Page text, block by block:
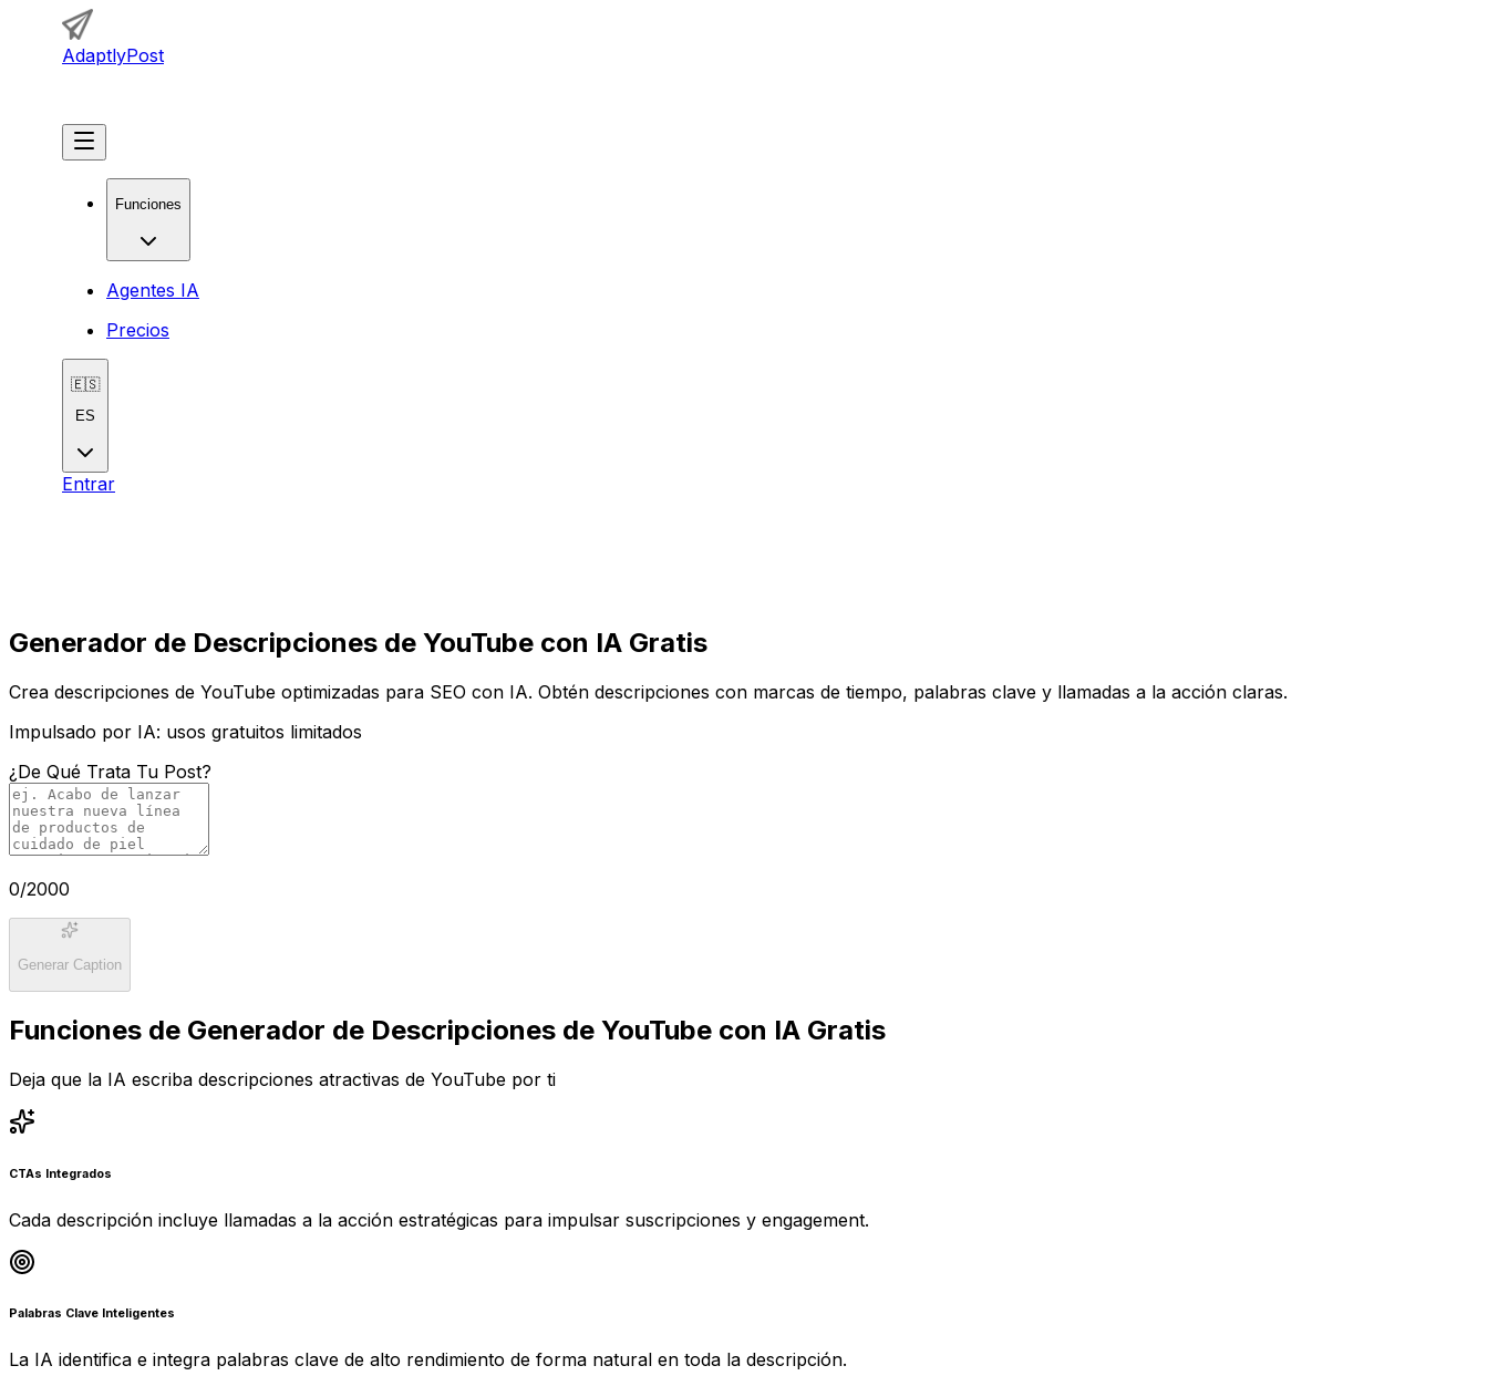
AdaptlyPost
Funciones
Agentes IA
Precios
🇪🇸
ES
Entrar
Generador de Descripciones de YouTube con IA Gratis
Crea descripciones de YouTube optimizadas para SEO con IA. Obtén descripciones con marcas de tiempo, palabras clave y llamadas a la acción claras.
Impulsado por IA: usos gratuitos limitados
¿De Qué Trata Tu Post?
0/2000
Generar Caption
Funciones de Generador de Descripciones de YouTube con IA Gratis
Deja que la IA escriba descripciones atractivas de YouTube por ti
CTAs Integrados
Cada descripción incluye llamadas a la acción estratégicas para impulsar suscripciones y engagement.
Palabras Clave Inteligentes
La IA identifica e integra palabras clave de alto rendimiento de forma natural en toda la descripción.